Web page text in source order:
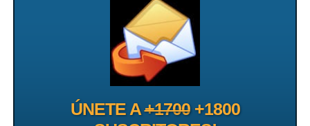
ÚNETE A+1700+1800